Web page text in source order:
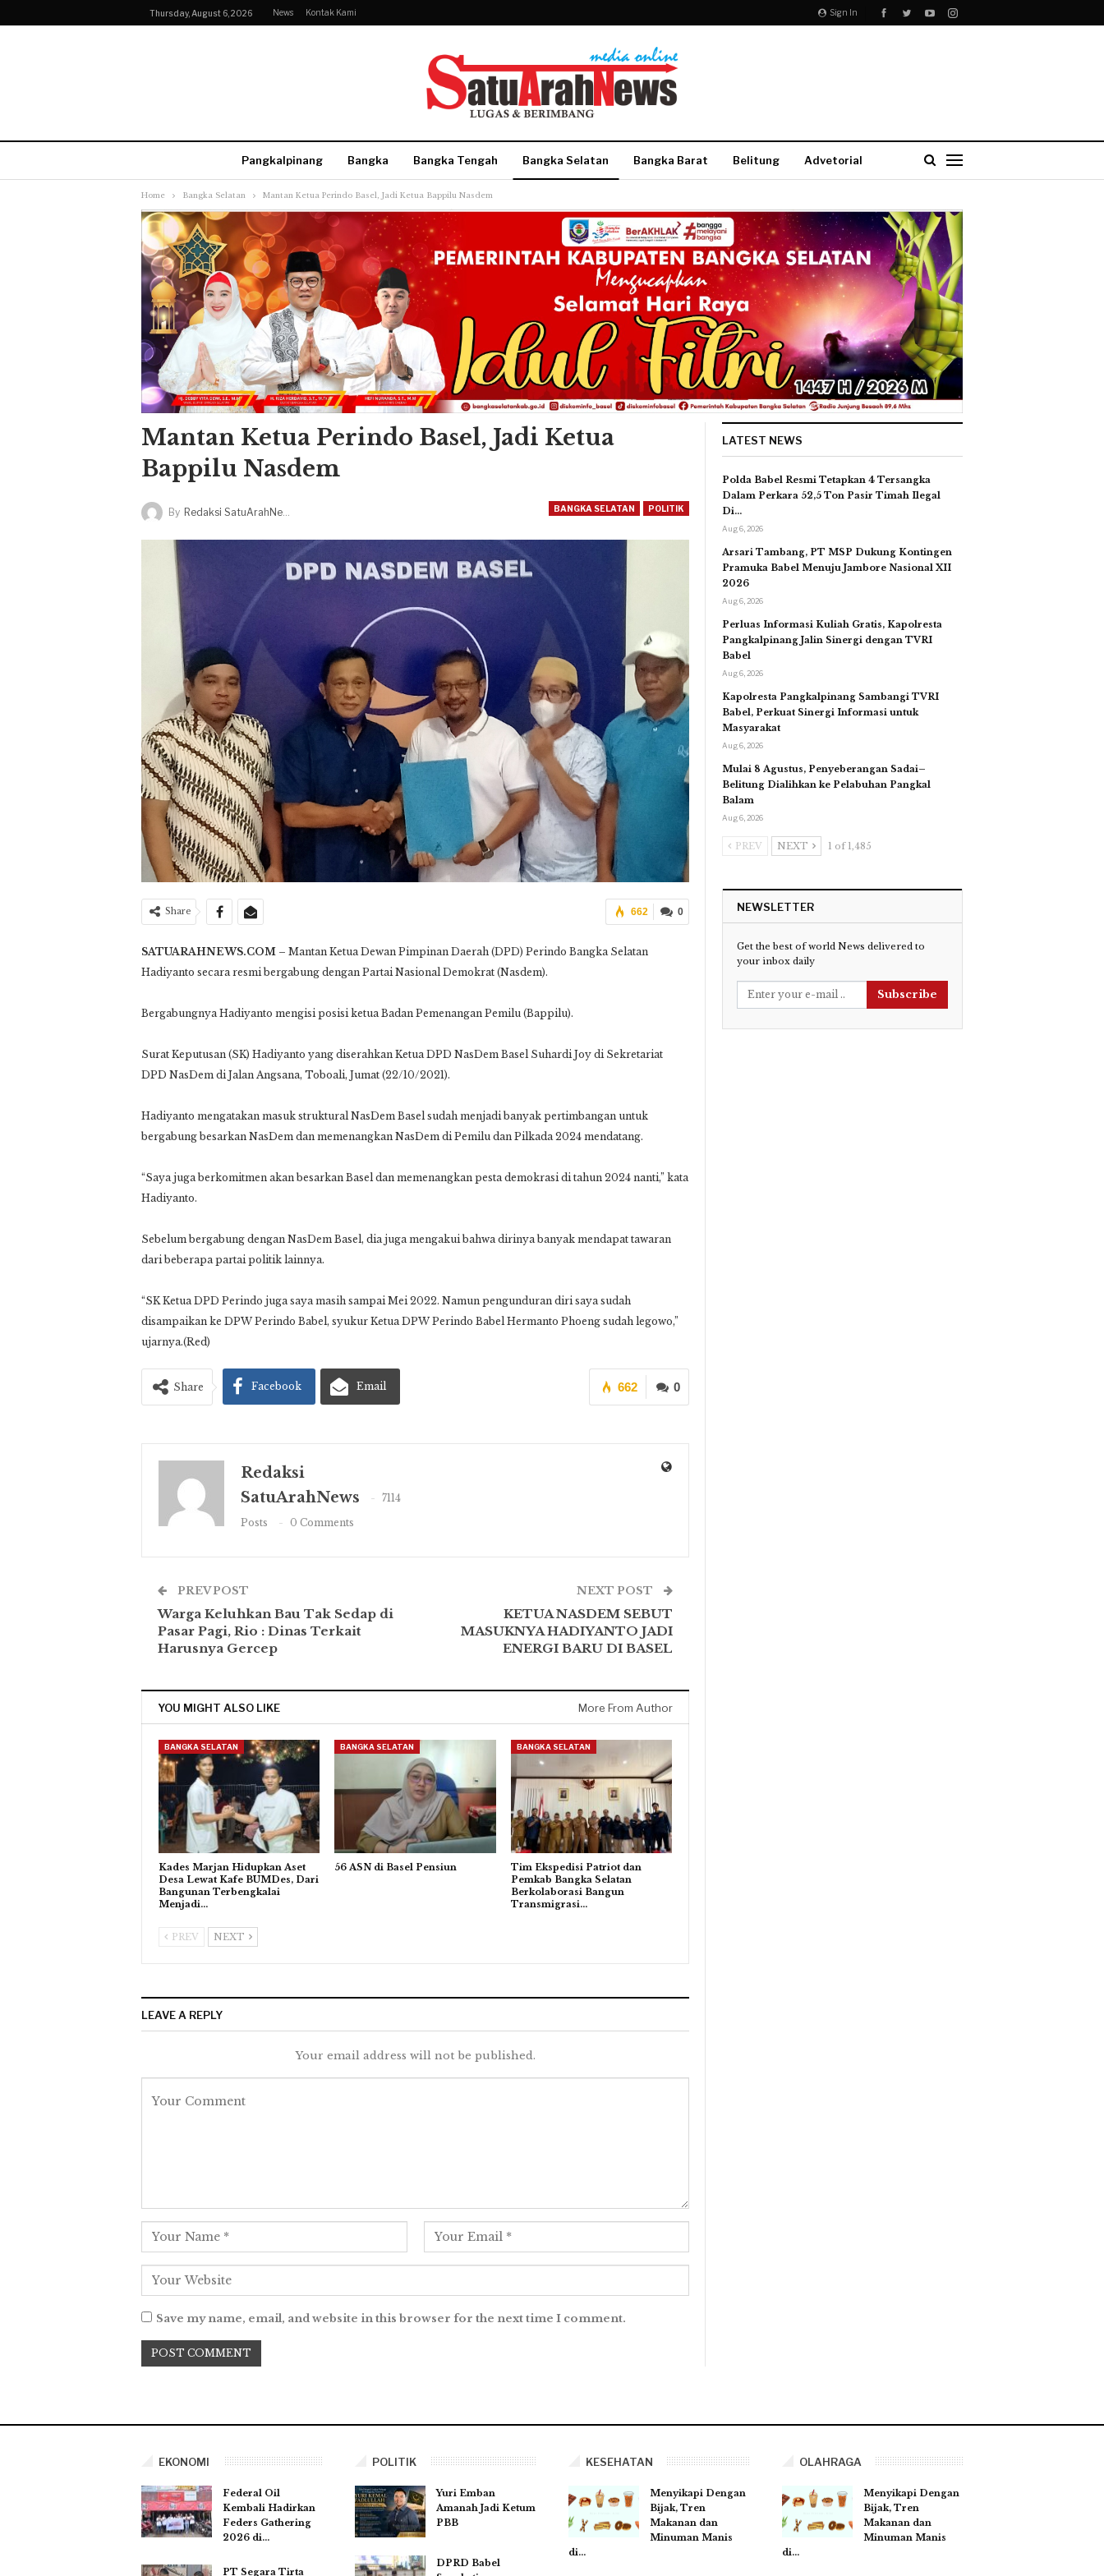
Sign In
Thursday, August 6, 2026 News Kontak Kami
Pangkalpinang Bangka Bangka Tengah Bangka Selatan Bangka Barat Belitung Advetorial
Home Bangka Selatan Mantan Ketua Perindo Basel, Jadi Ketua Bappilu Nasdem
Mantan Ketua Perindo Basel, Jadi Ketua
Bappilu Nasdem
BANGKA SELATAN POLITIK
By Redaksi SatuArahNews
0
662
Share
SATUARAHNEWS.COM – Mantan Ketua Dewan Pimpinan Daerah (DPD) Perindo Bangka Selatan
Hadiyanto secara resmi bergabung dengan Partai Nasional Demokrat (Nasdem).
Bergabungnya Hadiyanto mengisi posisi ketua Badan Pemenangan Pemilu (Bappilu).
Surat Keputusan (SK) Hadiyanto yang diserahkan Ketua DPD NasDem Basel Suhardi Joy di Sekretariat
DPD NasDem di Jalan Angsana, Toboali, Jumat (22/10/2021).
Hadiyanto mengatakan masuk struktural NasDem Basel sudah menjadi banyak pertimbangan untuk
bergabung besarkan NasDem dan memenangkan NasDem di Pemilu dan Pilkada 2024 mendatang.
“Saya juga berkomitmen akan besarkan Basel dan memenangkan pesta demokrasi di tahun 2024 nanti,” kata
Hadiyanto.
Sebelum bergabung dengan NasDem Basel, dia juga mengakui bahwa dirinya banyak mendapat tawaran
dari beberapa partai politik lainnya.
“SK Ketua DPD Perindo juga saya masih sampai Mei 2022. Namun pengunduran diri saya sudah
disampaikan ke DPW Perindo Babel, syukur Ketua DPW Perindo Babel Hermanto Phoeng sudah legowo,”
ujarnya.(Red)
0
662
Share Facebook Email
Redaksi
SatuArahNews
7114
Posts
0 Comments
PREV POST
Warga Keluhkan Bau Tak Sedap di
Pasar Pagi, Rio : Dinas Terkait
Harusnya Gercep
NEXT POST
KETUA NASDEM SEBUT
MASUKNYA HADIYANTO JADI
ENERGI BARU DI BASEL
YOU MIGHT ALSO LIKE More From Author
BANGKA SELATAN
Kades Marjan Hidupkan Aset
Desa Lewat Kafe BUMDes, Dari
Bangunan Terbengkalai
Menjadi…
BANGKA SELATAN
56 ASN di Basel Pensiun
BANGKA SELATAN
Tim Ekspedisi Patriot dan
Pemkab Bangka Selatan
Berkolaborasi Bangun
Transmigrasi…
PREV NEXT
LEAVE A REPLY
Your email address will not be published.
Save my name, email, and website in this browser for the next time I comment.
LATEST NEWS
Polda Babel Resmi Tetapkan 4 Tersangka
Dalam Perkara 52,5 Ton Pasir Timah Ilegal
Di…
Aug 6, 2026
Arsari Tambang, PT MSP Dukung Kontingen
Pramuka Babel Menuju Jambore Nasional XII
2026
Aug 6, 2026
Perluas Informasi Kuliah Gratis, Kapolresta
Pangkalpinang Jalin Sinergi dengan TVRI
Babel
Aug 6, 2026
Kapolresta Pangkalpinang Sambangi TVRI
Babel, Perkuat Sinergi Informasi untuk
Masyarakat
Aug 6, 2026
Mulai 8 Agustus, Penyeberangan Sadai–
Belitung Dialihkan ke Pelabuhan Pangkal
Balam
Aug 6, 2026
PREV NEXT 1 of 1,485
NEWSLETTER
Get the best of world News delivered to
your inbox daily
Subscribe
EKONOMI
Federal Oil
Kembali Hadirkan
Feders Gathering
2026 di…
PT Segara Tirta
POLITIK
Yuri Emban
Amanah Jadi Ketum
PBB
DPRD Babel
KESEHATAN
Menyikapi Dengan
Bijak, Tren
Makanan dan
Minuman Manis
di…
OLAHRAGA
Menyikapi Dengan
Bijak, Tren
Makanan dan
Minuman Manis
di…